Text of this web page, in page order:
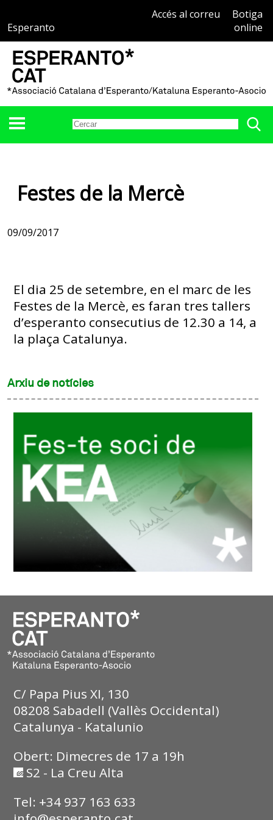
Esperanto
Accés al correu
Botiga
online
Festes de la Mercè
09/09/2017
El dia 25 de setembre, en el marc de les
Festes de la Mercè, es faran tres tallers
d’esperanto consecutius de 12.30 a 14, a
la plaça Catalunya.
Arxiu de notícies
C/ Papa Pius XI, 130
08208 Sabadell (Vallès Occidental)
Catalunya - Katalunio
Obert: Dimecres de 17 a 19h
S2 - La Creu Alta
Tel: +34 937 163 633